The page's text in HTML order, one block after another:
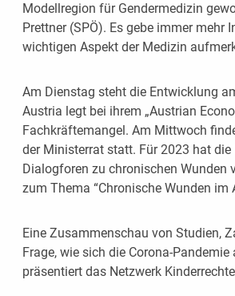
Modellregion für Gendermedizin
Prettner (SPÖ). Es gebe immer
wichtigen Aspekt der Medizin
Am Dienstag steht die Entwicklung
Austria legt bei ihrem „Austrian
Fachkräftemangel. Am Mittwoch
der Ministerrat statt. Für 2023 hat
Dialogforen zu chronischen
zum Thema “Chronische Wunden im
Eine Zusammenschau von Studien,
Frage, wie sich die Corona-
präsentiert das Netzwerk